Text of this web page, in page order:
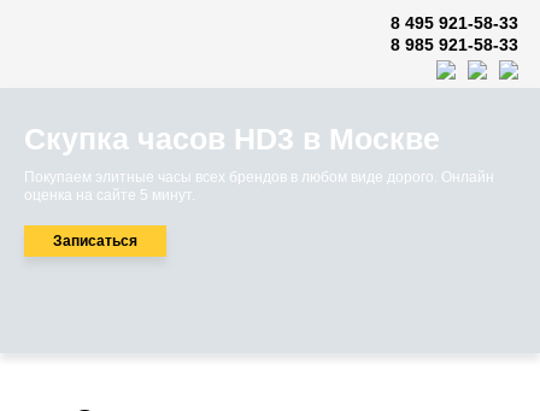
8 495 921-58-33
8 985 921-58-33
Скупка часов HD3 в Москве
Покупаем элитные часы всех брендов в любом виде дорого. Онлайн
оценка на сайте 5 минут.
Записаться